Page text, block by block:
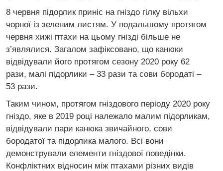
8 червня підорлик приніс на гніздо гілку вільхи
чорної із зеленим листям. У подальшому протягом
червня хижі птахи на цьому гнізді більше не
з’являлися. Загалом зафіксовано, що канюки
відвідували його протягом сезону 2020 року 62
рази, малі підорлики – 33 рази та сови бородаті –
53 рази.
Таким чином, протягом гніздового періоду 2020 року
гніздо, яке в 2019 році належало малим підорликам,
відвідували пари канюка звичайного, сови
бородатої та підорлика малого. Всі вони
демонстрували елементи гніздової поведінки.
Конфліктних відносин між птахами різних видів